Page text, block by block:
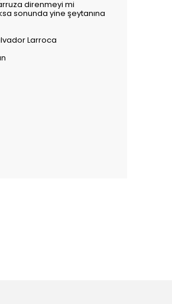
direnmeyi mi
sonunda yine şeytanına
Larroca